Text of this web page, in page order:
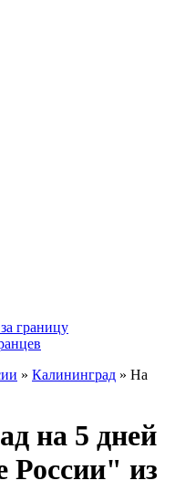
границу
» Калининград » На
на 5 дней
России" из